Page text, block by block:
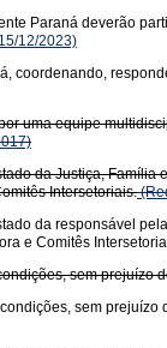
Paraná deverão
12/2023)
coordenando,
uma equipe
da Justiça,
Intersetoriais.
da responsável
e Comitês
sem
sem